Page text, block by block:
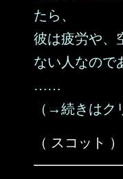
たら、
彼は疲労や、
ない人なので
……
（→続きはク
（ スコット ）